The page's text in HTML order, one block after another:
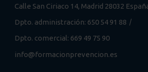
Calle San Ciriaco 14, Madrid 28032
Dpto. administración: 650 54 91 88 /
Dpto. comercial: 669 49 75 90
info@formacionprevencion.es